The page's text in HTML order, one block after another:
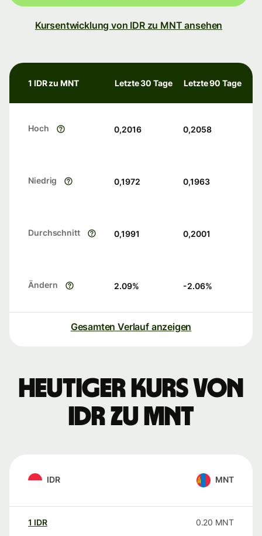
Kursentwicklung von IDR zu MNT ansehen
1 IDR zu MNT Letzte 30 Tage Letzte 90 Tage
Hoch 0,2016 0,2058
Niedrig 0,1972 0,1963
Durchschnitt 0,1991 0,2001
Ändern 2.09% -2.06%
Gesamten Verlauf anzeigen
Heutiger Kurs von
IDR zu MNT
IDR MNT
1 IDR 0.20 MNT